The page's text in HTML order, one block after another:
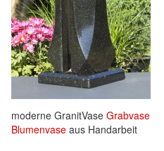
moderne GranitVase Grabvase
Blumenvase aus Handarbeit